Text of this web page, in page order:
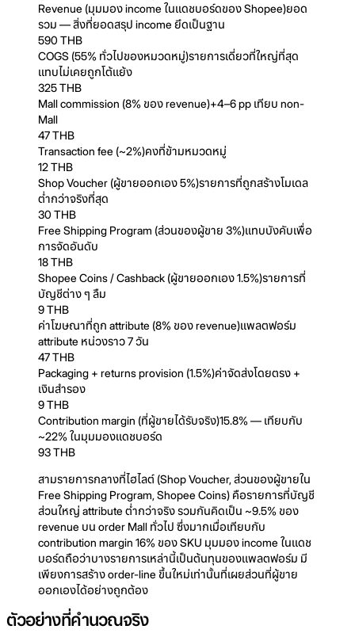
Revenue (มุมมอง income ในแดชบอร์ดของ Shopee)ยอด
รวม — สิ่งที่ยอดสรุป income ยึดเป็นฐาน
590 THB
COGS (55% ทั่วไปของหมวดหมู่)รายการเดี่ยวที่ใหญ่ที่สุด
แทบไม่เคยถูกโต้แย้ง
325 THB
Mall commission (8% ของ revenue)+4–6 pp เทียบ non-
Mall
47 THB
Transaction fee (~2%)คงที่ข้ามหมวดหมู่
12 THB
Shop Voucher (ผู้ขายออกเอง 5%)รายการที่ถูกสร้างโมเดล
ต่ำกว่าจริงที่สุด
30 THB
Free Shipping Program (ส่วนของผู้ขาย 3%)แทบบังคับเพื่อ
การจัดอันดับ
18 THB
Shopee Coins / Cashback (ผู้ขายออกเอง 1.5%)รายการที่
บัญชีต่าง ๆ ลืม
9 THB
ค่าโฆษณาที่ถูก attribute (8% ของ revenue)แพลตฟอร์ม
attribute หน่วงราว 7 วัน
47 THB
Packaging + returns provision (1.5%)ค่าจัดส่งโดยตรง +
เงินสำรอง
9 THB
Contribution margin (ที่ผู้ขายได้รับจริง)15.8% — เทียบกับ
~22% ในมุมมองแดชบอร์ด
93 THB
สามรายการกลางที่ไฮไลต์ (Shop Voucher, ส่วนของผู้ขายใน
Free Shipping Program, Shopee Coins) คือรายการที่บัญชี
ส่วนใหญ่ attribute ต่ำกว่าจริง รวมกันคิดเป็น ~9.5% ของ
revenue บน order Mall ทั่วไป ซึ่งมากเมื่อเทียบกับ
contribution margin 16% ของ SKU มุมมอง income ในแดช
บอร์ดถือว่าบางรายการเหล่านี้เป็นต้นทุนของแพลตฟอร์ม มี
เพียงการสร้าง order-line ขึ้นใหม่เท่านั้นที่เผยส่วนที่ผู้ขาย
ออกเองได้อย่างถูกต้อง
ตัวอย่างที่คำนวณจริง